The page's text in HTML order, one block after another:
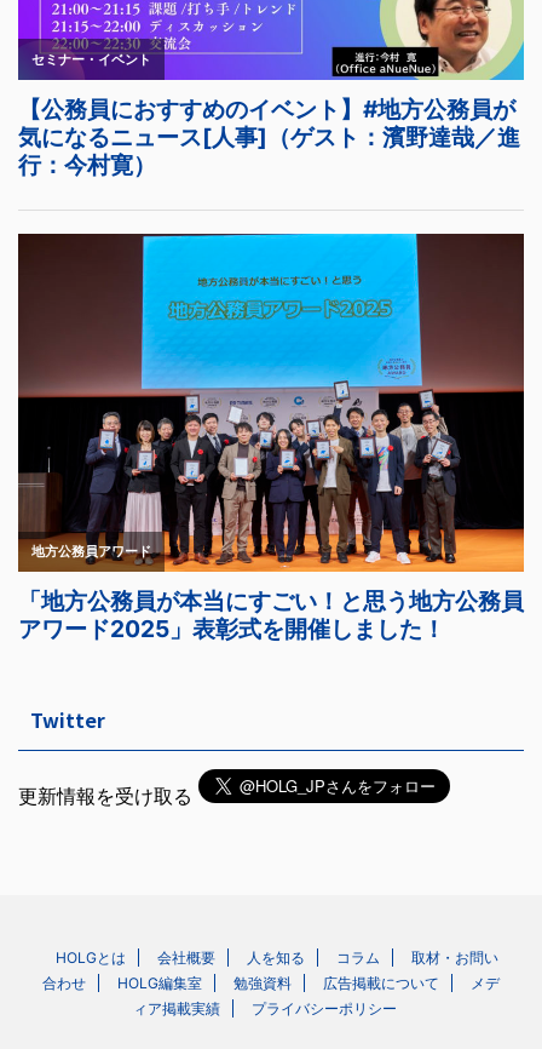
Twitter
更新情報を受け取る
HOLGとは 会社概要 人を知る コラム
取材・お問い
合わせ
HOLG編集室 勉強資料 広告掲載について
メデ
ィア掲載実績
プライバシーポリシー